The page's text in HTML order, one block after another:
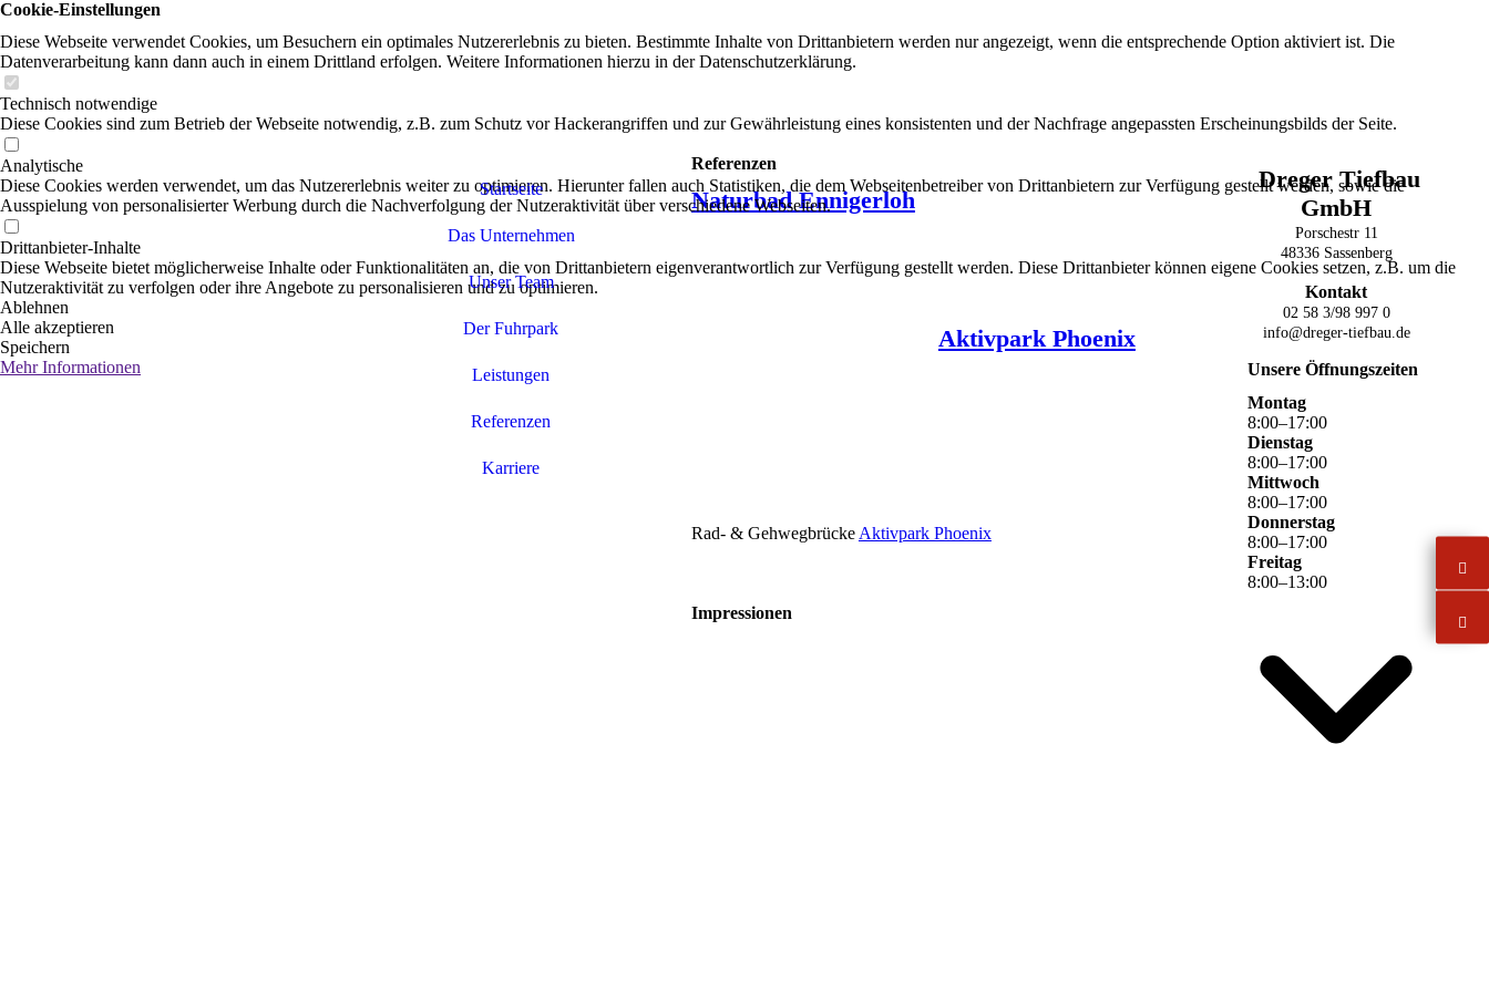
Startseite
Das Unternehmen
Unser Team
Der Fuhrpark
Leistungen
Referenzen
Karriere
Referenzen
Naturbad Ennigerloh
Aktivpark Phoenix
Rad- & Gehwegbrücke Aktivpark Phoenix
Impressionen
Dreger Tiefbau
GmbH
Porschestr 11
48336 Sassenberg
Kontakt
02 58 3/98 997 0
info@dreger-tiefbau.de
Unsere Öffnungszeiten
Montag
8:00–17:00
Dienstag
8:00–17:00
Mittwoch
8:00–17:00
Donnerstag
8:00–17:00
Freitag
8:00–13:00
Cookie-Einstellungen
Diese Webseite verwendet Cookies, um Besuchern ein optimales Nutzererlebnis zu bieten. Bestimmte Inhalte von Drittanbietern werden nur angezeigt, wenn die entsprechende Option aktiviert ist. Die
Datenverarbeitung kann dann auch in einem Drittland erfolgen. Weitere Informationen hierzu in der Datenschutzerklärung.
Technisch notwendige
Diese Cookies sind zum Betrieb der Webseite notwendig, z.B. zum Schutz vor Hackerangriffen und zur Gewährleistung eines konsistenten und der Nachfrage angepassten Erscheinungsbilds der Seite.
Analytische
Diese Cookies werden verwendet, um das Nutzererlebnis weiter zu optimieren. Hierunter fallen auch Statistiken, die dem Webseitenbetreiber von Drittanbietern zur Verfügung gestellt werden, sowie die
Ausspielung von personalisierter Werbung durch die Nachverfolgung der Nutzeraktivität über verschiedene Webseiten.
Drittanbieter-Inhalte
Diese Webseite bietet möglicherweise Inhalte oder Funktionalitäten an, die von Drittanbietern eigenverantwortlich zur Verfügung gestellt werden. Diese Drittanbieter können eigene Cookies setzen, z.B. um die
Nutzeraktivität zu verfolgen oder ihre Angebote zu personalisieren und zu optimieren.
Ablehnen
Alle akzeptieren
Speichern
Mehr Informationen